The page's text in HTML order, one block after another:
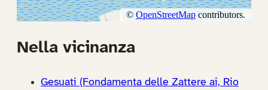
Nella vicinanza
Gesuati (Fondamenta delle Zattere ai, Rio